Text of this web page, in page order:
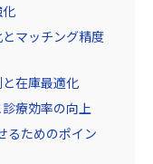
マッチング精度
在庫最適化
療効率の向上
るためのポイン